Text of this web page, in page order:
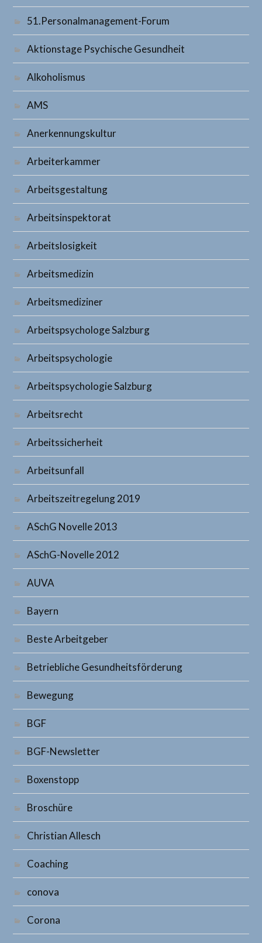
51.Personalmanagement-Forum
Aktionstage Psychische Gesundheit
Alkoholismus
AMS
Anerkennungskultur
Arbeiterkammer
Arbeitsgestaltung
Arbeitsinspektorat
Arbeitslosigkeit
Arbeitsmedizin
Arbeitsmediziner
Arbeitspsychologe Salzburg
Arbeitspsychologie
Arbeitspsychologie Salzburg
Arbeitsrecht
Arbeitssicherheit
Arbeitsunfall
Arbeitszeitregelung 2019
ASchG Novelle 2013
ASchG-Novelle 2012
AUVA
Bayern
Beste Arbeitgeber
Betriebliche Gesundheitsförderung
Bewegung
BGF
BGF-Newsletter
Boxenstopp
Broschüre
Christian Allesch
Coaching
conova
Corona